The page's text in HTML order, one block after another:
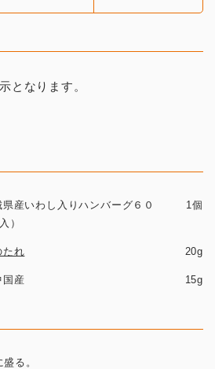
となります。
産いわし入りハンバーグ６０
）
1個
たれ 20g
産 15g
る。